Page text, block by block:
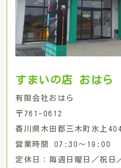
すまいの店 おはら
有限会社おはら
〒761-0612
香川県木田郡三木町氷上
営業時間 07:30〜19:00
定休日：毎週日曜日／祝日